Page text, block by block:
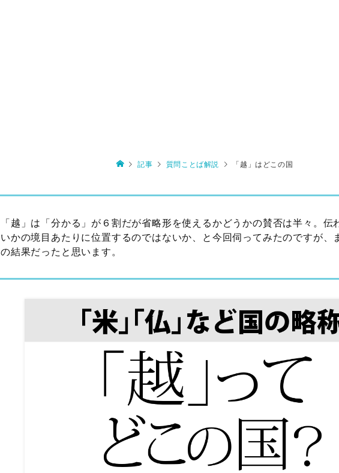
記事 質問ことば解説 「越」はどこの国
「越」は「分かる」が６割だが省略形を使えるかどうかの賛否は半々。伝
いかの境目あたりに位置するのではないか、と今回伺ってみたのですが、
の結果だったと思います。